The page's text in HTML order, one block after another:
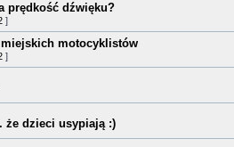
prędkość dźwięku?
]
motocyklistów
]
że dzieci usypiają :)